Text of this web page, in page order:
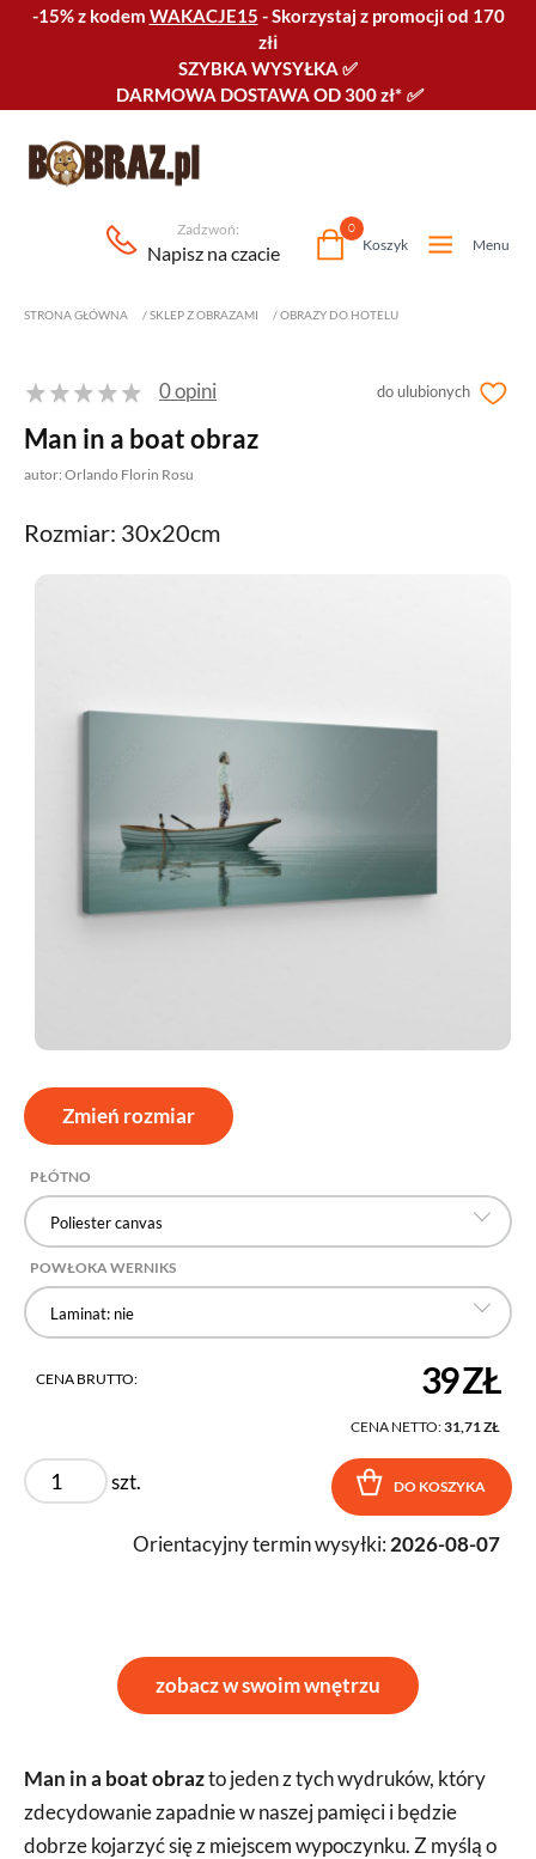
-15% z kodem WAKACJE15 -Skorzystaj z promocji od 170
złℹ️
SZYBKA WYSYŁKA ✅
DARMOWA DOSTAWA OD 300 zł* ✅
Zadzwoń:
Napisz na czacie Koszyk
0
Menu
STRONA GŁÓWNA /SKLEP Z OBRAZAMI /OBRAZY DO HOTELU
do ulubionych
0 opini
Man in a boat obraz
autor: Orlando Florin Rosu
Rozmiar: 30x20cm
Zmień rozmiar
PŁÓTNO
Poliester canvas
POWŁOKA WERNIKS
Laminat: nie
CENA BRUTTO: 39 ZŁ
CENA NETTO:31,71 ZŁ
szt. DO KOSZYKA
Orientacyjny termin wysyłki: 2026-08-07
zobacz w swoim wnętrzu
Man in a boat obrazto jeden z tych wydruków, który
zdecydowanie zapadnie w naszej pamięci i będzie
dobrze kojarzyć się z miejscem wypoczynku. Z myślą o